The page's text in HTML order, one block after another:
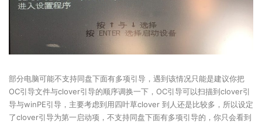
部分电脑可能不支持同盘下面有多项引导，遇到该情况只能是建议你把
OC引导文件与clover引导的顺序调换一下，OC引导可以扫描到clover引
导与winPE引导，主要考虑到用四叶草clover 到人还是比较多，所以设定
了clover引导为第一启动项，不支持同盘下面有多项引导的，你只会看到